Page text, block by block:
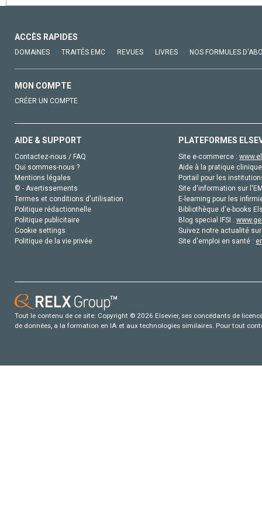
ACCÈS RAPIDES
DOMAINES TRAITÉS EMC REVUES LIVRES NOS FORMULES
MON COMPTE
CRÉER UN COMPTE
AIDE & SUPPORT
Contactez-nous / FAQ
Qui sommes-nous ?
Mentions légales
© - Avertissements
Termes et conditions d'utilisation
Politique rédactionnelle
Politique publicitaire
Cookie settings
Politique de la vie privée
PLATEFORMES
Site e-commerce :
Aide à la pratique
Portail pour les
Site d'information sur
E-learning pour les
Bibliothèque d'e-books
Blog special IFSI :
Suivez notre actualité
Site d'emploi en santé :
Tout le contenu de ce site: Copyright © 2026 Elsevier, ses concédants de
de données, a la formation en IA et aux technologies similaires. Pour tout